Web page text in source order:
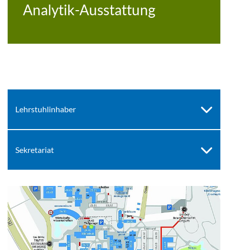
Analytik-Ausstattung
Lehrstuhlinhaber
Sekretariat